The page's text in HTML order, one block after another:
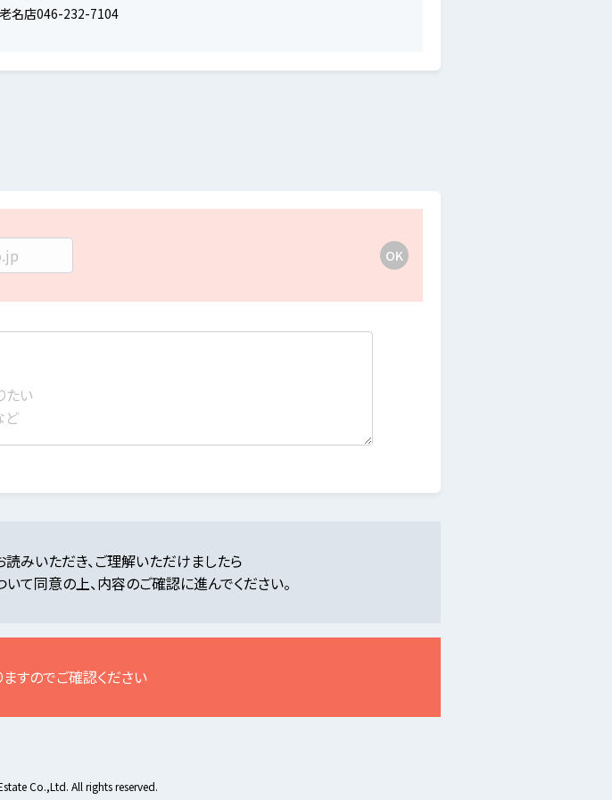
名店046-232-7104
読みいただき、ご理解いただけましたら
て同意の上、内容のご確認に進んでください。
すのでご確認ください
Co.,Ltd. All rights reserved.